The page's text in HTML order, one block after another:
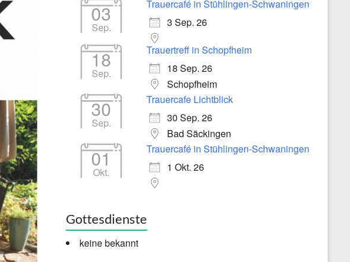
03
Sep.
Trauercafé in Stühlingen-Schwaningen
3 Sep. 26
18
Sep.
Trauertreff in Schopfheim
18 Sep. 26
Schopfheim
30
Sep.
Trauercafe Lichtblick
30 Sep. 26
Bad Säckingen
01
Okt.
Trauercafé in Stühlingen-Schwaningen
1 Okt. 26
Gottesdienste
keine bekannt